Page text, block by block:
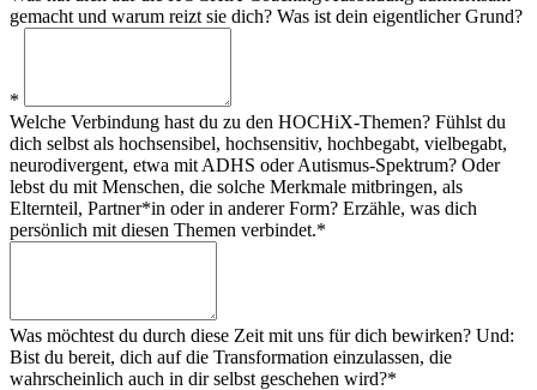
gemacht und warum reizt sie dich? Was ist dein eigentlicher Grund?
*
Welche Verbindung hast du zu den HOCHiX-Themen? Fühlst du
dich selbst als hochsensibel, hochsensitiv, hochbegabt, vielbegabt,
neurodivergent, etwa mit ADHS oder Autismus-Spektrum? Oder
lebst du mit Menschen, die solche Merkmale mitbringen, als
Elternteil, Partner*in oder in anderer Form? Erzähle, was dich
persönlich mit diesen Themen verbindet.*
Was möchtest du durch diese Zeit mit uns für dich bewirken? Und:
Bist du bereit, dich auf die Transformation einzulassen, die
wahrscheinlich auch in dir selbst geschehen wird?*